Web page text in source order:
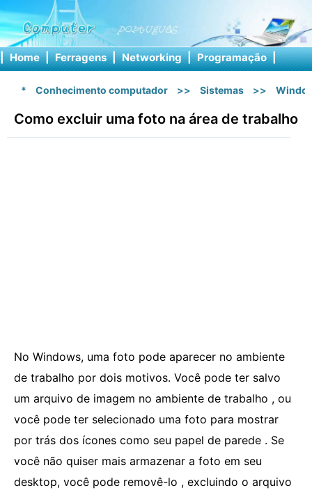
| Home | Ferragens | Networking | Programação |
* Conhecimento computador >> Sistemas >>
Como excluir uma foto na área de trabalho
No Windows, uma foto pode aparecer no ambiente
de trabalho por dois motivos. Você pode ter salvo
um arquivo de imagem no ambiente de trabalho , ou
você pode ter selecionado uma foto para mostrar
por trás dos ícones como seu papel de parede . Se
você não quiser mais armazenar a foto em seu
desktop, você pode removê-lo , excluindo o arquivo